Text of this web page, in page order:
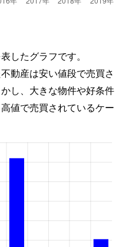
したグラフです。
動産は安い値段で売買さ
し、大きな物件や好条件
値で売買されているケー